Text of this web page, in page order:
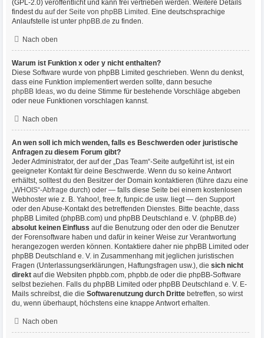
(GPL-2.0) veröffentlicht und kann frei vertrieben werden. Weitere Details
findest du auf der Seite von phpBB Limited . Eine deutschsprachige
Anlaufstelle ist unter phpBB.de zu finden.
Nach oben
Warum ist Funktion x oder y nicht enthalten?
Diese Software wurde von phpBB Limited geschrieben. Wenn du denkst,
dass eine Funktion implementiert werden sollte, dann besuche
phpBB Ideas, wo du deine Stimme für bestehende Vorschläge abgeben
oder neue Funktionen vorschlagen kannst.
Nach oben
An wen soll ich mich wenden, falls es Beschwerden oder juristische
Anfragen zu diesem Forum gibt?
Jeder Administrator, der auf der „Das Team“-Seite aufgeführt ist, ist ein
geeigneter Kontakt für deine Beschwerde. Wenn du so keine Antwort
erhältst, solltest du den Besitzer der Domain kontaktieren (führe dazu eine
„WHOIS“-Abfrage durch) oder — falls diese Seite bei einem kostenlosen
Webhoster wie z. B. Yahoo!, free.fr, funpic.de usw. liegt — den Support
oder den Abuse-Kontakt des betreffenden Dienstes. Bitte beachte, dass
phpBB Limited (phpBB.com) und phpBB Deutschland e. V. (phpBB.de)
absolut keinen Einfluss auf die Benutzung oder den oder die Benutzer
der Forensoftware haben und dafür in keiner Weise zur Verantwortung
herangezogen werden können. Kontaktiere daher nie phpBB Limited oder
phpBB Deutschland e. V. in Zusammenhang mit jeglichen juristischen
Fragen (Unterlassungserklärungen, Haftungsfragen usw.), die sich nicht
direkt auf die Websiten phpbb.com, phpbb.de oder die phpBB-Software
selbst beziehen. Falls du phpBB Limited oder phpBB Deutschland e. V. E-
Mails schreibst, die die Softwarenutzung durch Dritte betreffen, so wirst
du, wenn überhaupt, höchstens eine knappe Antwort erhalten.
Nach oben